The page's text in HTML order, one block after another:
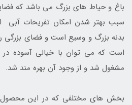
باغ و حیاط های بزرگ می باشد که
سبب بهتر شدن امکان تفریحات آبی
بدنه بزرگ و وسیع است و فضای بزرگی
است که می توان با خیالی آسوده
مشغول شد و از وجود آن بهره مند شد.
بخش های مختلفی که در این